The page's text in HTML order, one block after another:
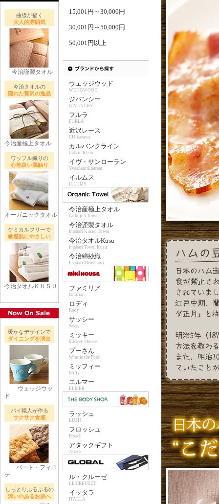
曲線が描く
大人的雰囲気
今治謹製タオル
今治タオルの
隠れた贅沢の逸品
今治産極上タオル
ワッフル織りの
心地良い肌触り
オーガニックタオル
ケミカルフリーで
敏感肌にやさしい
今治タオルＫＵＳＵ
暖かなデザインで
ダイニングを演出
ウェッジウッ
ド
パイ職人が作る
サクサク食感
パート・フィユ
テ
しっとりぷるぷるの
潤いのあるお肌へ
15,001円～30,000円
30,001円～50,000円
50,001円以上
ウェッジウッド
WEDGWOOD
ジバンシー
GIVENCHY
フルラ
FURLA
近沢レース
CHikazawa
カルバンクライン
Calvin Klein
イヴ・サンローラン
YvesSaintLaurent
イルムス
ILLUMS
今治産極上タオル
Gokujou Towel
今治謹製タオル
Imabari Kinsei Towel
今治タオルKusu
Imabari Towel Kusu
今治綿紗織
Imabari Menshaori
ファミリア
familiar
ロディ
Rody
サッシー
Sassy
ミッキー
Mickey Mouse
プーさん
Winnie the Pooh
ミッフィー
Miffy
エルマー
ELMER
ラッシュ
LUSH
フロッシュ
Frosch
アタックギフト
Attack
ル・クルーゼ
LE CREUSET
イッタラ
ITALLA